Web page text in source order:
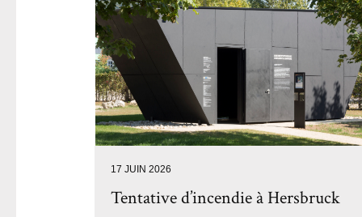
17 JUIN 2026
Tentative d’incendie à Hersbruck